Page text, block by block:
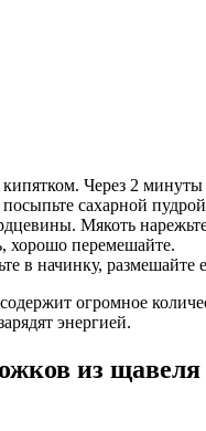
Через 2
сахарной
Мякоть
хорошо перемешайте.
в начинку, размешайте
огромное
энергией.
из